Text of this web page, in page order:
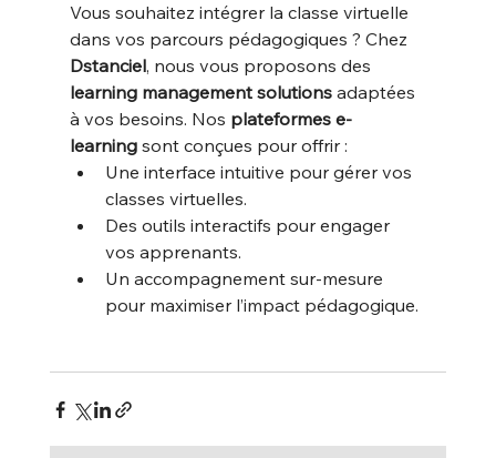
Vous souhaitez intégrer la classe virtuelle
dans vos parcours pédagogiques ? Chez
Dstanciel, nous vous proposons des
learning management solutions adaptées
à vos besoins. Nos plateformes e-
learning sont conçues pour offrir :
Une interface intuitive pour gérer vos
classes virtuelles.
Des outils interactifs pour engager
vos apprenants.
Un accompagnement sur-mesure
pour maximiser l’impact pédagogique.